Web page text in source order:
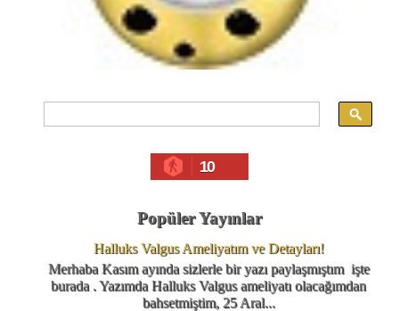
10
Popüler Yayınlar
Halluks Valgus Ameliyatım ve Detayları!
Merhaba Kasım ayında sizlerle bir yazı paylaşmıştım işte
burada . Yazımda Halluks Valgus ameliyatı olacağımdan
bahsetmiştim, 25 Aral...